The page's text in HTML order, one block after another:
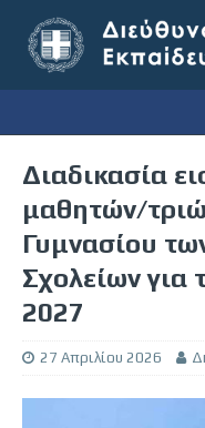
Διαδικασία
μαθητών/
Γυμνασίου
Σχολείων για
2027
27 Απριλίου 2026